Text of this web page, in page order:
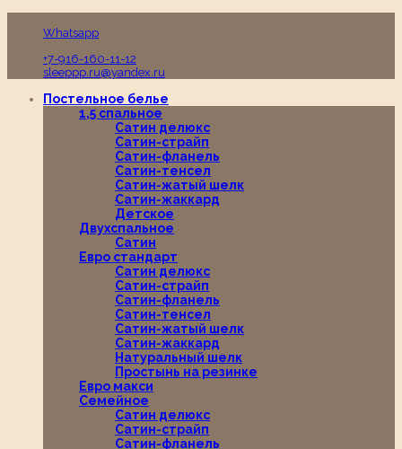
Whatsapp
+7-916-160-11-12
sleeppp.ru@yandex.ru
Постельное белье
1,5 спальное
Сатин делюкс
Сатин-страйп
Сатин-фланель
Сатин-тенсел
Сатин-жатый шелк
Сатин-жаккард
Детское
Двухспальное
Сатин
Евро стандарт
Сатин делюкс
Сатин-страйп
Сатин-фланель
Сатин-тенсел
Сатин-жатый шелк
Сатин-жаккард
Натуральный шелк
Простынь на резинке
Евро макси
Семейное
Сатин делюкс
Сатин-страйп
Сатин-фланель